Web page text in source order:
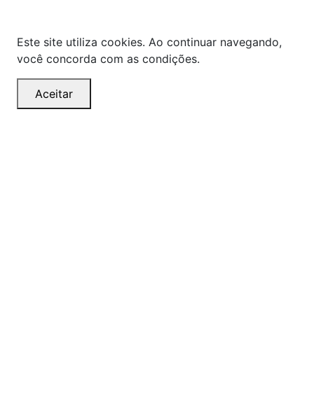
Este site utiliza cookies. Ao continuar navegando,
você concorda com as condições.
Aceitar